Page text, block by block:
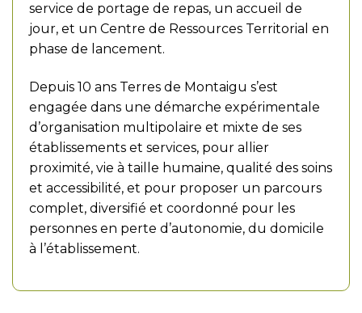
service de portage de repas, un accueil de
jour, et un Centre de Ressources Territorial en
phase de lancement.
Depuis 10 ans Terres de Montaigu s’est
engagée dans une démarche expérimentale
d’organisation multipolaire et mixte de ses
établissements et services, pour allier
proximité, vie à taille humaine, qualité des soins
et accessibilité, et pour proposer un parcours
complet, diversifié et coordonné pour les
personnes en perte d’autonomie, du domicile
à l’établissement.